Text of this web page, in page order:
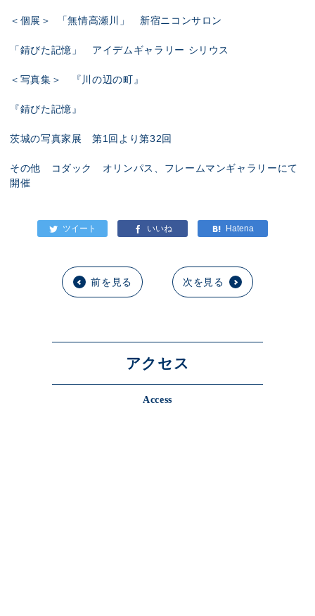
＜個展＞ 「無情高瀬川」 新宿ニコンサロン
「錆びた記憶」 アイデムギャラリー シリウス
＜写真集＞ 『川の辺の町』
『錆びた記憶』
茨城の写真家展 第1回より第32回
その他 コダック オリンパス、フレームマンギャラリーにて
開催
前を見る 次を見る
アクセス
Access